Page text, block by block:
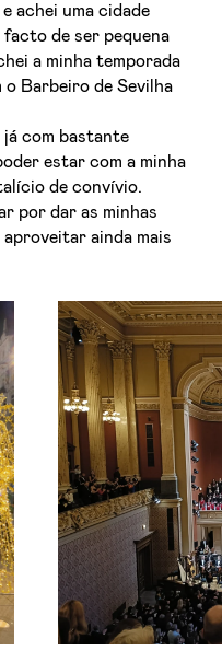
achei uma cidade
facto de ser pequena
a minha temporada
Barbeiro de Sevilha
com bastante
estar com a minha
de convívio.
por dar as minhas
ainda mais